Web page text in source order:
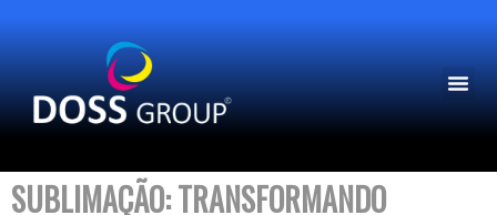
SUBLIMAÇÃO: TRANSFORMANDO